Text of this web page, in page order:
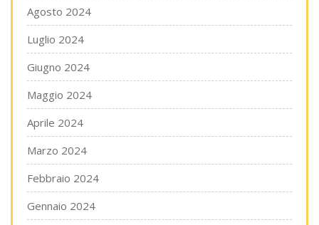
Agosto 2024
Luglio 2024
Giugno 2024
Maggio 2024
Aprile 2024
Marzo 2024
Febbraio 2024
Gennaio 2024